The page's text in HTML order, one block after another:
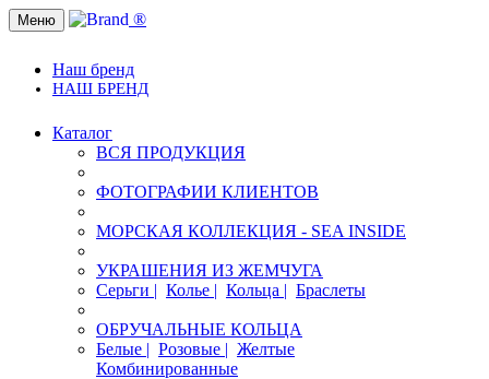
Меню ®
Наш бренд
НАШ БРЕНД
Каталог
ВСЯ ПРОДУКЦИЯ
ФОТОГРАФИИ КЛИЕНТОВ
МОРСКАЯ КОЛЛЕКЦИЯ - SEA INSIDE
УКРАШЕНИЯ ИЗ ЖЕМЧУГА
Серьги | Колье | Кольца | Браслеты
ОБРУЧАЛЬНЫЕ КОЛЬЦА
Белые | Розовые | Желтые
Комбинированные